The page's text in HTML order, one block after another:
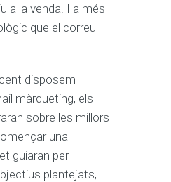
a la venda. I a més
que el correu
disposem
màrqueting, els
sobre les millors
una
guiaran per
plantejats,